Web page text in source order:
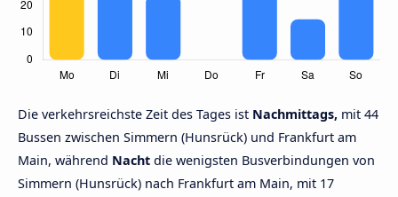
Die verkehrsreichste Zeit des Tages ist Nachmittags, mit 44
Bussen zwischen Simmern (Hunsrück) und Frankfurt am
Main, während Nacht die wenigsten Busverbindungen von
Simmern (Hunsrück) nach Frankfurt am Main, mit 17